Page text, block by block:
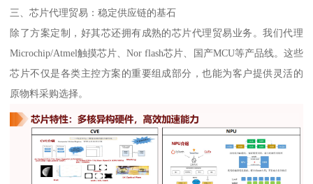
三、芯片代理贸易：稳定供应链的基石
除了方案定制，好其芯还拥有成熟的芯片代理贸易业务。我们代理
Microchip/Atmel触摸芯片、Nor flash芯片、国产MCU等产品线。这些
芯片不仅是各类主控方案的重要组成部分，也能为客户提供灵活的
原物料采购选择。